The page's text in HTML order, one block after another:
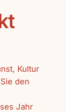
Kultur
den
Jahr